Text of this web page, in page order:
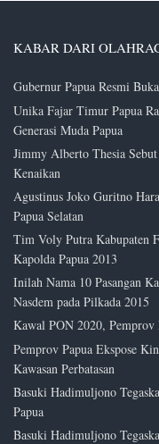
KABAR DARI
Gubernur Papua Resmi
Unika Fajar Timur Papua
Generasi Muda Papua
Jimmy Alberto Thesia
Kenaikan
Agustinus Joko Guritno
Papua Selatan
Tim Voly Putra Kabupaten
Kapolda Papua 2013
Inilah Nama 10 Pasangan
Nasdem pada Pilkada 2015
Kawal PON 2020, Pemprov
Pemprov Papua Ekspose
Kawasan Perbatasan
Basuki Hadimuljono
Papua
Basuki Hadimuljono